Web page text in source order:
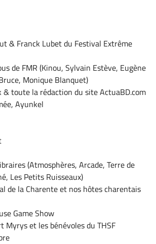
& Franck Lubet du Festival Extrême
de FMR (Kinou, Sylvain Estève, Eugène
Monique Blanquet)
& toute la rédaction du site ActuaBD.com
Ayunkel
(Atmosphères, Arcade, Terre de
Les Petits Ruisseaux)
de la Charente et nos hôtes charentais
Game Show
Myrys et les bénévoles du THSF